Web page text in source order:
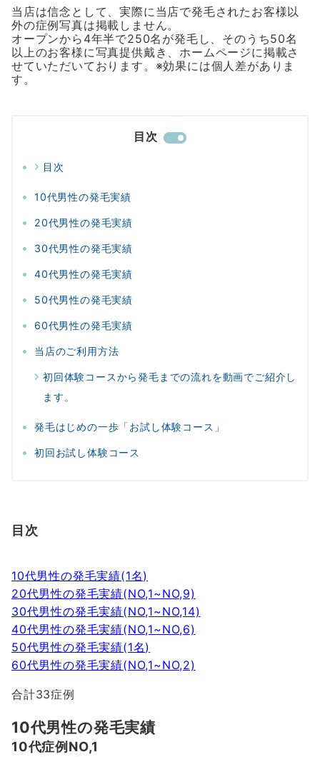
当店は信念として、実際に当店で発毛されたお客様以
外の症例写真は掲載しません。
オープンから4年半で250名が発毛し、そのうち50名
以上のお客様に写真提供戴き、ホームページに掲載さ
せていただいております。※効果には個人差がありま
す。
目次
目次
10代男性の発毛実績
20代男性の発毛実績
30代男性の発毛実績
40代男性の発毛実績
50代男性の発毛実績
60代男性の発毛実績
当店のご利用方法
初回体験コースから発毛までの流れを動画でご紹介し
ます。
発毛はじめの一歩「お試し体験コース」
初回お試し体験コース
目次
10代男性の発毛実績(1名)
20代男性の発毛実績(NO,1~NO,9)
30代男性の発毛実績(NO,1~NO,14)
40代男性の発毛実績(NO,1~NO,6)
50代男性の発毛実績(1名)
60代男性の発毛実績(NO,1~NO,2)
合計33症例
10代男性の発毛実績
10代症例NO,1